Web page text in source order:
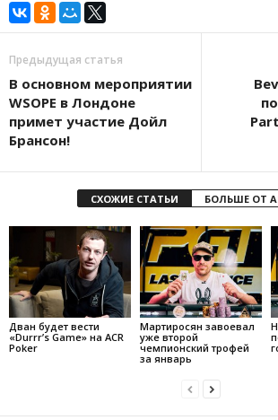
Предыдущая статья
В основном мероприятии
WSOPE в Лондоне
примет участие Дойл
Брансон!
СХОЖИЕ СТАТЬИ БОЛЬШЕ ОТ
Дван будет вести
«Durrr’s Game» на ACR
Poker
Мартиросян завоевал
уже второй
чемпионский трофей
за январь